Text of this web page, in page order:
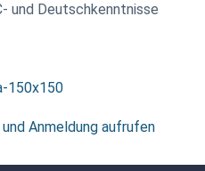
und Deutschkenntnisse
Anmeldung aufrufen